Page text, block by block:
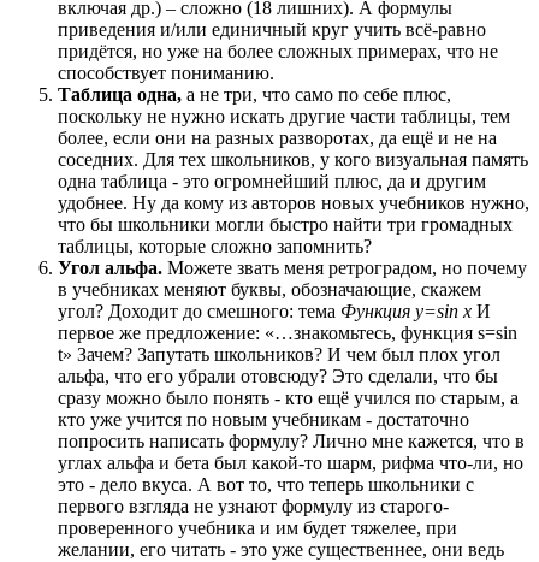
включая др.) – сложно (18 лишних). А формулы
приведения и/или единичный круг учить всё-равно
придётся, но уже на более сложных примерах, что не
способствует пониманию.
Таблица одна, а не три, что само по себе плюс,
поскольку не нужно искать другие части таблицы, тем
более, если они на разных разворотах, да ещё и не на
соседних. Для тех школьников, у кого визуальная память
одна таблица - это огромнейший плюс, да и другим
удобнее. Ну да кому из авторов новых учебников нужно,
что бы школьники могли быстро найти три громадных
таблицы, которые сложно запомнить?
Угол альфа. Можете звать меня ретроградом, но почему
в учебниках меняют буквы, обозначающие, скажем
угол? Доходит до смешного: тема Функция y=sin x И
первое же предложение: «…знакомьтесь, функция s=sin
t» Зачем? Запутать школьников? И чем был плох угол
альфа, что его убрали отовсюду? Это сделали, что бы
сразу можно было понять - кто ещё учился по старым, а
кто уже учится по новым учебникам - достаточно
попросить написать формулу? Лично мне кажется, что в
углах альфа и бета был какой-то шарм, рифма что-ли, но
это - дело вкуса. А вот то, что теперь школьники с
первого взгляда не узнают формулу из старого-
проверенного учебника и им будет тяжелее, при
желании, его читать - это уже существеннее, они ведь